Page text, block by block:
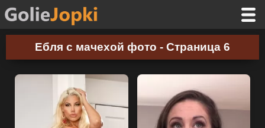
Ебля с мачехой фото - Страница 6